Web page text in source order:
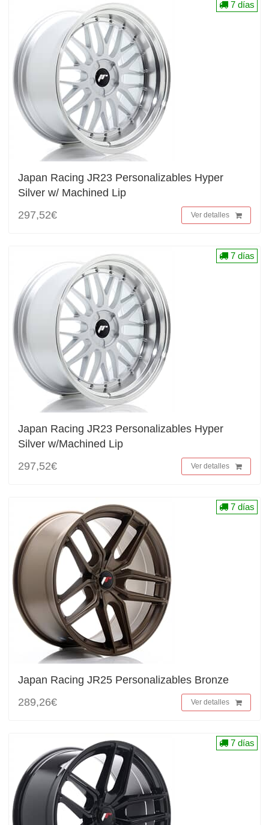
Japan Racing JR23 Personalizables Hyper
Silver w/ Machined Lip
297,52€
Ver detalles
7 días
Japan Racing JR23 Personalizables Hyper
Silver w/Machined Lip
297,52€
Ver detalles
7 días
Japan Racing JR25 Personalizables Bronze
289,26€
Ver detalles
7 días
7 días